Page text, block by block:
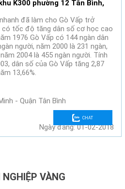
K300 phường 12 Tân Bình,
đã làm cho Gò Vấp trở
tốc độ tăng dân số cơ học cao
1976 Gò Vấp có 144 ngàn dân
người, năm 2000 là 231 ngàn,
2004 là 455 ngàn người. Tính
dân số của Gò Vấp tăng 2,87
13,66%.
- Quận Tân Bình
Ngày đăng: 01-02-2018
CHAT
NGHIỆP VÀNG